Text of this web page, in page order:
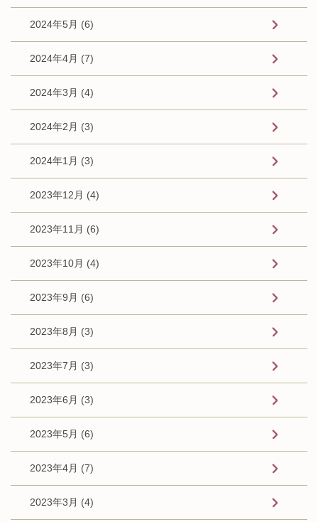
2024年5月 (6)
2024年4月 (7)
2024年3月 (4)
2024年2月 (3)
2024年1月 (3)
2023年12月 (4)
2023年11月 (6)
2023年10月 (4)
2023年9月 (6)
2023年8月 (3)
2023年7月 (3)
2023年6月 (3)
2023年5月 (6)
2023年4月 (7)
2023年3月 (4)